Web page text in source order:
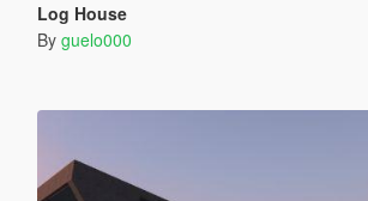
Log House
By guelo000